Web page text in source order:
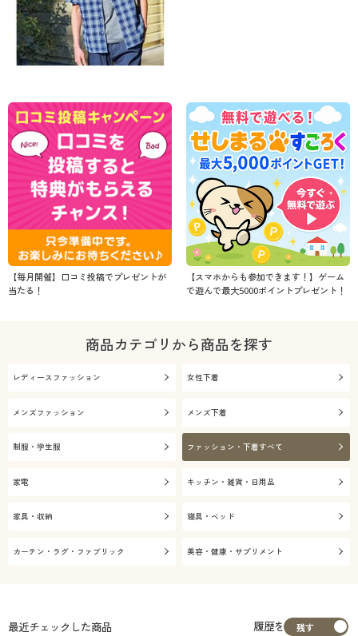
【毎月開催】口コミ投稿でプレゼントが
当たる！
【スマホからも参加できます！】ゲーム
で遊んで最大5000ポイントプレゼント！
商品カテゴリから商品を探す
レディースファッション 女性下着
メンズファッション メンズ下着
制服・学生服 ファッション・下着すべて
家電 キッチン・雑貨・日用品
家具・収納 寝具・ベッド
カーテン・ラグ・ファブリック 美容・健康・サプリメント
最近チェックした商品
履歴を